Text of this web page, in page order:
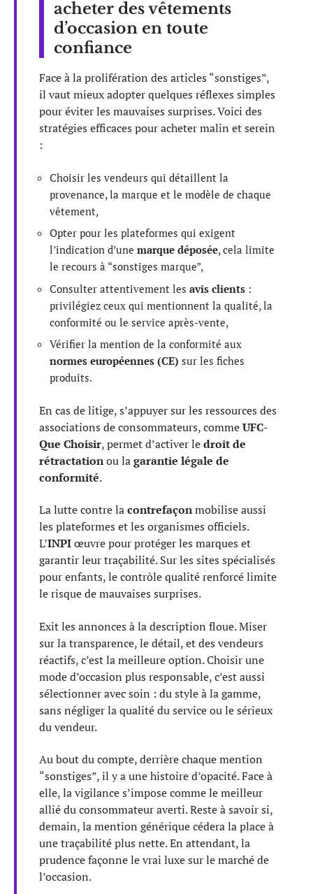
acheter des vêtements
d’occasion en toute
confiance
Face à la prolifération des articles “sonstiges”,
il vaut mieux adopter quelques réflexes simples
pour éviter les mauvaises surprises. Voici des
stratégies efficaces pour acheter malin et serein
:
Choisir les vendeurs qui détaillent la
provenance, la marque et le modèle de chaque
vêtement,
Opter pour les plateformes qui exigent
l’indication d’une marque déposée, cela limite
le recours à “sonstiges marque”,
Consulter attentivement les avis clients :
privilégiez ceux qui mentionnent la qualité, la
conformité ou le service après-vente,
Vérifier la mention de la conformité aux
normes européennes (CE) sur les fiches
produits.
En cas de litige, s’appuyer sur les ressources des
associations de consommateurs, commeUFC-
Que Choisir, permet d’activer ledroit de
rétractationou lagarantie légale de
conformité.
La lutte contre lacontrefaçonmobilise aussi
les plateformes et les organismes officiels.
L’INPIœuvre pour protéger les marques et
garantir leur traçabilité. Sur les sites spécialisés
pour enfants, le contrôle qualité renforcé limite
le risque de mauvaises surprises.
Exit les annonces à la description floue. Miser
sur la transparence, le détail, et des vendeurs
réactifs, c’est la meilleure option. Choisir une
mode d’occasion plus responsable, c’est aussi
sélectionner avec soin : du style à la gamme,
sans négliger la qualité du service ou le sérieux
du vendeur.
Au bout du compte, derrière chaque mention
“sonstiges”, il y a une histoire d’opacité. Face à
elle, la vigilance s’impose comme le meilleur
allié du consommateur averti. Reste à savoir si,
demain, la mention générique cédera la place à
une traçabilité plus nette. En attendant, la
prudence façonne le vrai luxe sur le marché de
l’occasion.